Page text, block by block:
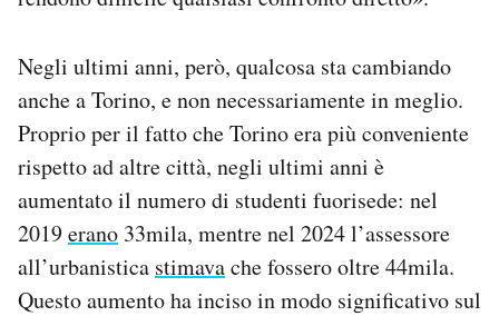
Negli ultimi anni, però, qualcosa sta cambiando
anche a Torino, e non necessariamente in meglio.
Proprio per il fatto che Torino era più conveniente
rispetto ad altre città, negli ultimi anni è
aumentato il numero di studenti fuorisede: nel
2019erano 33mila, mentre nel 2024 l’assessore
all’urbanistica stimavache fossero oltre 44mila.
Questo aumento ha inciso in modo significativo sul